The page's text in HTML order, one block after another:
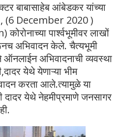
बाबासाहेब आंबेडकर यांच्या
, (6 December 2020 )
पार्श्वभूमीवर लाखों
अभिवादन केले. चैत्यभूमी
अभिवादनाची व्यवस्था
येथे येणाऱ्या भीम
करता आले.त्यामुळे या
दादर येथे नेहमीप्रमाणे जनसागर